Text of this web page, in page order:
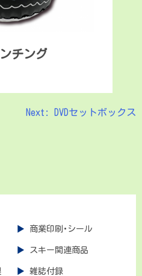
チング
Next: DVDセットボックス
商業印刷･シール
スキー関連商品
雑誌付録